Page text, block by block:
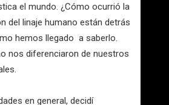
el mundo. ¿Cómo ocurrió la
del linaje humano están detrás
hemos llegado a saberlo.
nos diferenciaron de nuestros
en general, decidí